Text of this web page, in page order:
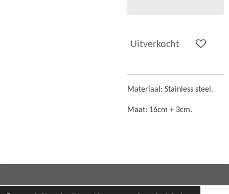
Uitverkocht
Materiaal: Stainless steel.
Maat: 16cm + 3cm.